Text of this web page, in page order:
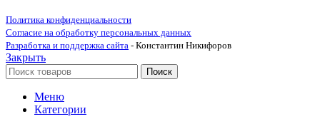
Политика конфиденциальности
Согласие на обработку персональных данных
Разработка и поддержка сайта - Константин Никифоров
Закрыть
Поиск
Меню
Категории